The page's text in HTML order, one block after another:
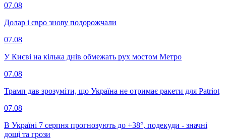
07.08
Долар і євро знову подорожчали
07.08
У Києві на кілька днів обмежать рух мостом Метро
07.08
Трамп дав зрозуміти, що Україна не отримає ракети для Patriot
07.08
В Україні 7 серпня прогнозують до +38°, подекуди - значні
дощі та грози